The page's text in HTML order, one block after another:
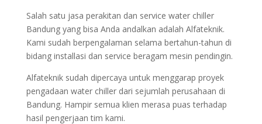
Salah satu jasa perakitan dan service water chiller
Bandung yang bisa Anda andalkan adalah Alfateknik.
Kami sudah berpengalaman selama bertahun-tahun di
bidang installasi dan service beragam mesin pendingin.
Alfateknik sudah dipercaya untuk menggarap proyek
pengadaan water chiller dari sejumlah perusahaan di
Bandung. Hampir semua klien merasa puas terhadap
hasil pengerjaan tim kami.